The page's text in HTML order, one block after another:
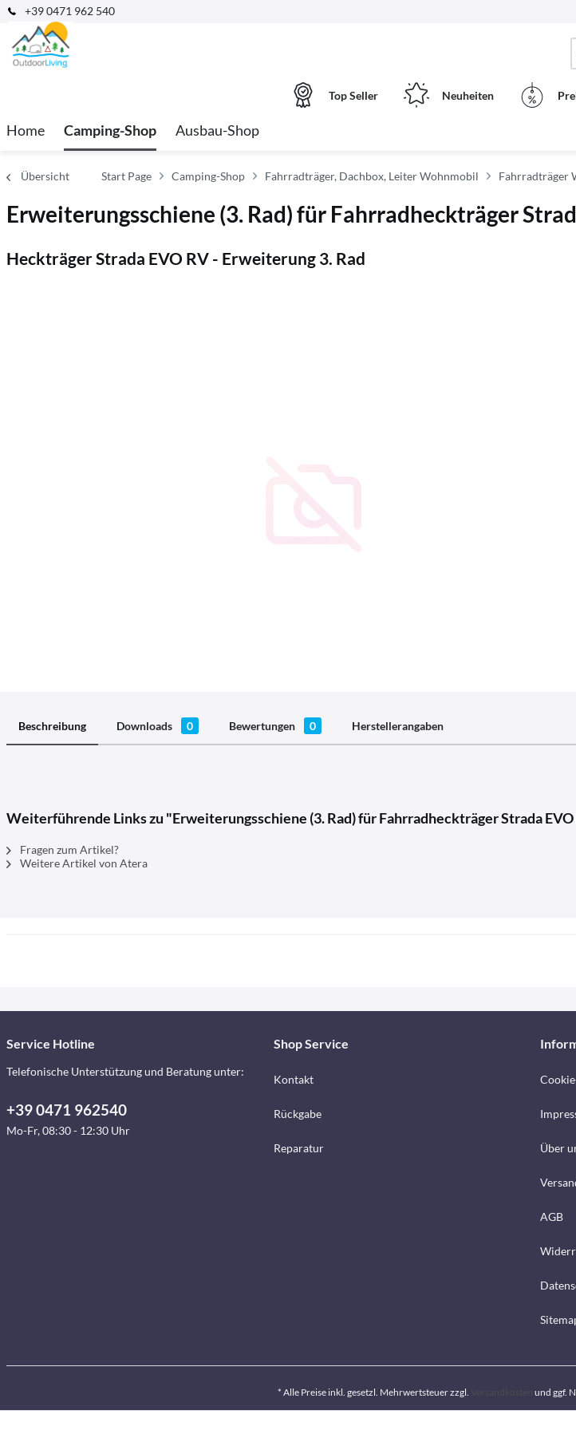
+39 0471 962 540
Top Seller Neuheiten
Home Camping-Shop Ausbau-Shop
Übersicht Start Page Camping-Shop Fahrradträger, Dachbox, Leiter Wohnmobil Fahrradträger
Erweiterungsschiene (3. Rad) für Fahrradheckträger
Heckträger Strada EVO RV - Erweiterung 3. Rad
Beschreibung Downloads 0 Bewertungen 0 Herstellerangaben
Weiterführende Links zu "Erweiterungsschiene (3. Rad) für Fahrradheckträger Strada
Fragen zum Artikel?
Weitere Artikel von Atera
Service Hotline
Telefonische Unterstützung und Beratung unter:
+39 0471 962540
Mo-Fr, 08:30 - 12:30 Uhr
Shop Service
Kontakt
Rückgabe
Reparatur Über
AGB
* Alle Preise inkl. gesetzl. Mehrwertsteuer zzgl. und ggf.